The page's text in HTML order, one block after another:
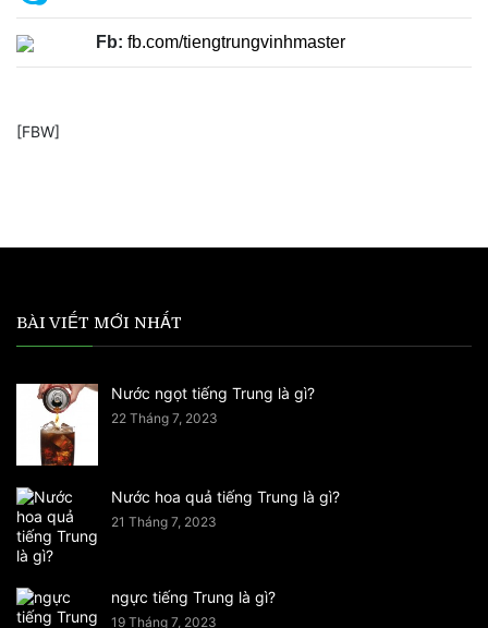
Fb: fb.com/tiengtrungvinhmaster
[FBW]
BÀI VIẾT MỚI NHẤT
Nước ngọt tiếng Trung là gì?
22 Tháng 7, 2023
Nước hoa quả tiếng Trung là gì?
21 Tháng 7, 2023
ngực tiếng Trung là gì?
19 Tháng 7, 2023